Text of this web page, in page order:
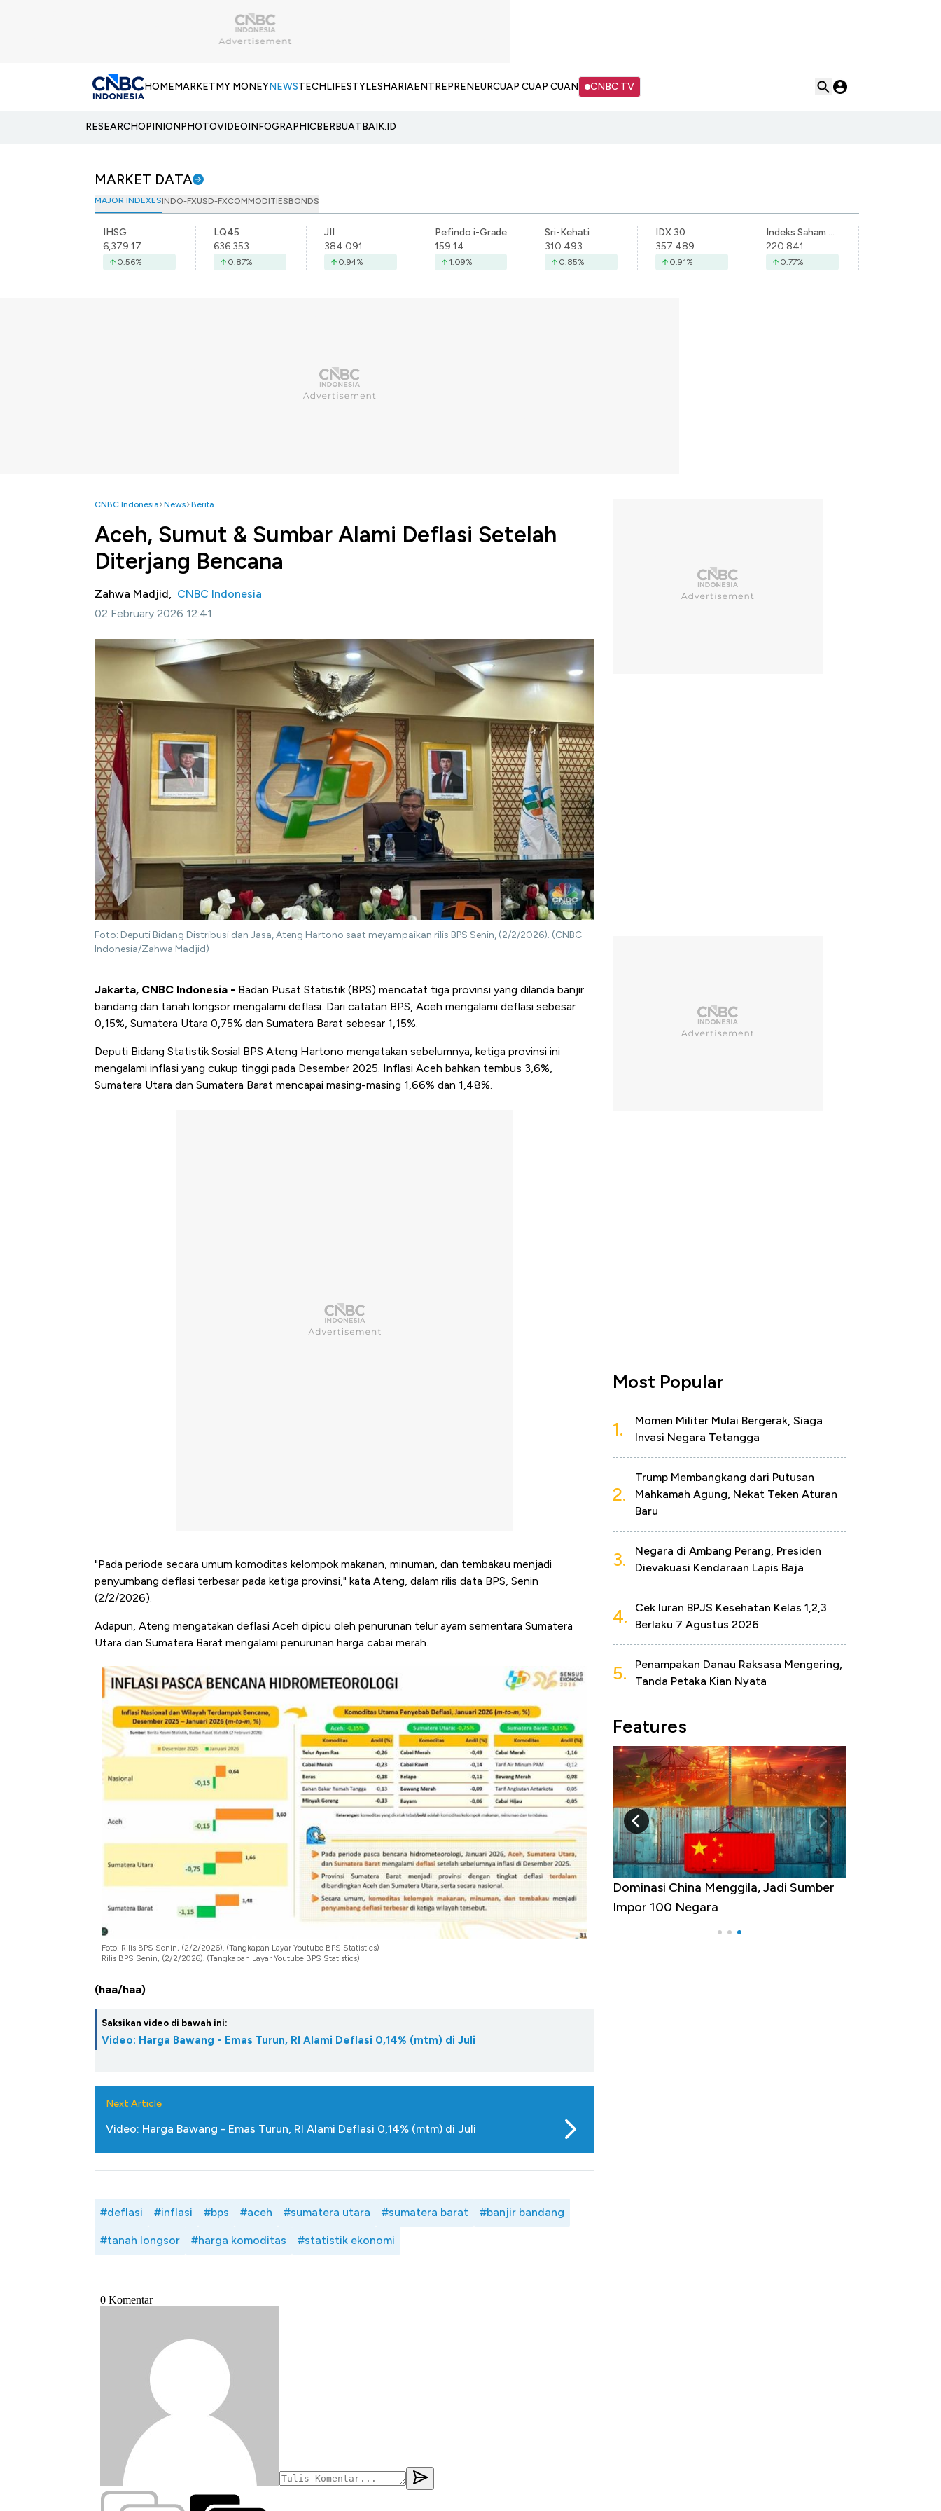
HOMEMARKETMY MONEYNEWSTECHLIFESTYLESHARIAENTREPRENEURCUAP CUAP CUAN CNBC TV
RESEARCHOPINIONPHOTOVIDEOINFOGRAPHICBERBUATBAIK.ID
MARKET DATA
MAJOR INDEXESINDO-FXUSD-FXCOMMODITIESBONDS
IHSG
6,379.17
0.56%
LQ45
636.353
0.87%
JII
384.091
0.94%
Pefindo i-Grade
159.14
1.09%
Sri-Kehati
310.493
0.85%
IDX 30
357.489
0.91%
Indeks Saham Syariah Indonesia
220.841
0.77%
CNBC Indonesia News Berita
Aceh, Sumut & Sumbar Alami Deflasi Setelah
Diterjang Bencana
Zahwa Madjid, CNBC Indonesia
02 February 2026 12:41
Foto: Deputi Bidang Distribusi dan Jasa, Ateng Hartono saat meyampaikan rilis BPS Senin, (2/2/2026). (CNBC
Indonesia/Zahwa Madjid)
Jakarta, CNBC Indonesia - Badan Pusat Statistik (BPS) mencatat tiga provinsi yang dilanda banjir
bandang dan tanah longsor mengalami deflasi. Dari catatan BPS, Aceh mengalami deflasi sebesar
0,15%, Sumatera Utara 0,75% dan Sumatera Barat sebesar 1,15%.
Deputi Bidang Statistik Sosial BPS Ateng Hartono mengatakan sebelumnya, ketiga provinsi ini
mengalami inflasi yang cukup tinggi pada Desember 2025. Inflasi Aceh bahkan tembus 3,6%,
Sumatera Utara dan Sumatera Barat mencapai masing-masing 1,66% dan 1,48%.
"Pada periode secara umum komoditas kelompok makanan, minuman, dan tembakau menjadi
penyumbang deflasi terbesar pada ketiga provinsi," kata Ateng, dalam rilis data BPS, Senin
(2/2/2026).
Adapun, Ateng mengatakan deflasi Aceh dipicu oleh penurunan telur ayam sementara Sumatera
Utara dan Sumatera Barat mengalami penurunan harga cabai merah.
Foto: Rilis BPS Senin, (2/2/2026). (Tangkapan Layar Youtube BPS Statistics)
Rilis BPS Senin, (2/2/2026). (Tangkapan Layar Youtube BPS Statistics)
(haa/haa)
Saksikan video di bawah ini:
Video: Harga Bawang - Emas Turun, RI Alami Deflasi 0,14% (mtm) di Juli
Next Article
Video: Harga Bawang - Emas Turun, RI Alami Deflasi 0,14% (mtm) di Juli
#deflasi #inflasi #bps #aceh #sumatera utara #sumatera barat #banjir bandang
#tanah longsor #harga komoditas #statistik ekonomi
Most Popular
1.
Momen Militer Mulai Bergerak, Siaga
Invasi Negara Tetangga
2.
Trump Membangkang dari Putusan
Mahkamah Agung, Nekat Teken Aturan
Baru
3.
Negara di Ambang Perang, Presiden
Dievakuasi Kendaraan Lapis Baja
4.
Cek Iuran BPJS Kesehatan Kelas 1,2,3
Berlaku 7 Agustus 2026
5.
Penampakan Danau Raksasa Mengering,
Tanda Petaka Kian Nyata
Features
Harga Batu Bara Bangkit, Ada Kabar
Baik Buat Pengusaha RI
Harga Emas Jatuh Usai Terbang 3 Hari,
Apa yang Sebenarnya Terjadi?
Dominasi China Menggila, Jadi Sumber
Impor 100 Negara